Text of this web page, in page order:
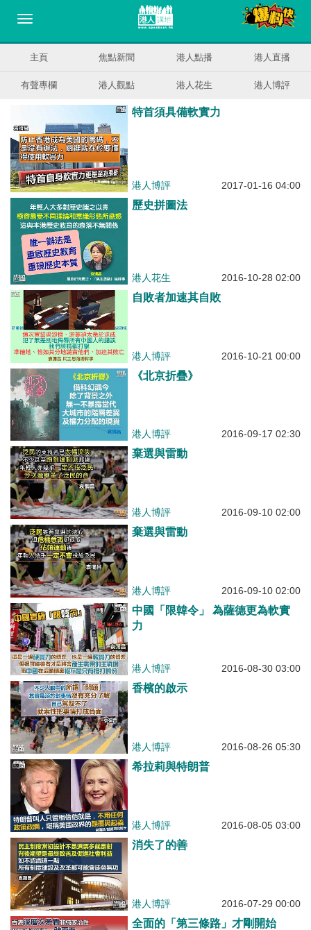
主頁 焦點新聞 港人點播 港人直播
有聲專欄 港人觀點 港人花生 港人博評
特首須具備軟實力
港人博評 2017-01-16 04:00
歷史拼圖法
港人花生 2016-10-28 02:00
自敗者加速其自敗
港人博評 2016-10-21 00:00
《北京折疊》
港人博評 2016-09-17 02:30
棄選與雷動
港人博評 2016-09-10 02:00
棄選與雷動
港人博評 2016-09-10 02:00
中國「限韓令」 為薩德更為軟實
力
港人博評 2016-08-30 03:00
香檳的啟示
港人博評 2016-08-26 05:30
希拉莉與特朗普
港人博評 2016-08-05 03:00
消失了的善
港人博評 2016-07-29 00:00
全面的「第三條路」才剛開始